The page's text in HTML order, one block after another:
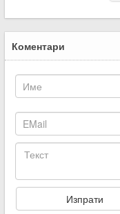
Коментари